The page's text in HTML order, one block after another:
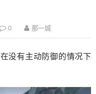
0 那一城
没有主动防御的情况下